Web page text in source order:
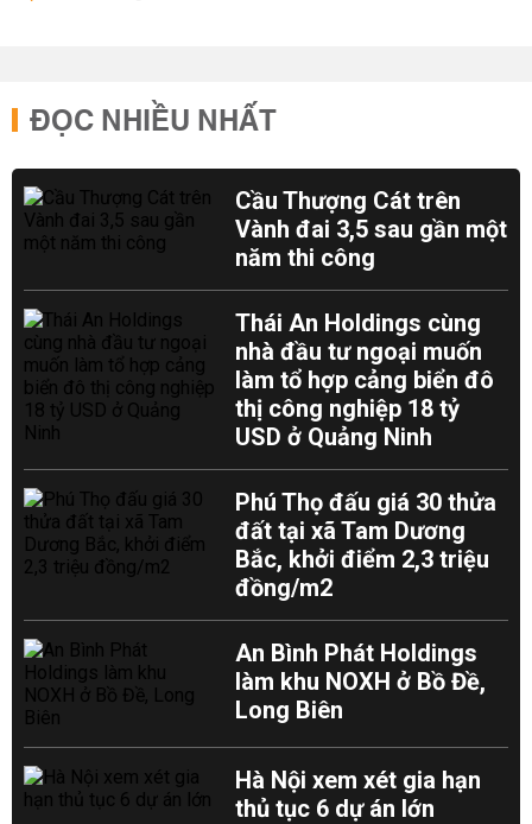
ĐỌC NHIỀU NHẤT
Cầu Thượng Cát trên
Vành đai 3,5 sau gần một
năm thi công
Thái An Holdings cùng
nhà đầu tư ngoại muốn
làm tổ hợp cảng biển đô
thị công nghiệp 18 tỷ
USD ở Quảng Ninh
Phú Thọ đấu giá 30 thửa
đất tại xã Tam Dương
Bắc, khởi điểm 2,3 triệu
đồng/m2
An Bình Phát Holdings
làm khu NOXH ở Bồ Đề,
Long Biên
Hà Nội xem xét gia hạn
thủ tục 6 dự án lớn